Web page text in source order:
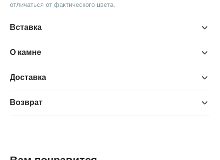
отличаться от фактического цвета.
Вставка
О камне
Доставка
Возврат